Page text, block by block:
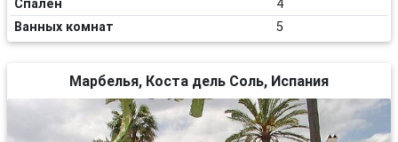
Спален
4
Ванных комнат
5
Марбелья, Коста дель Соль, Испания